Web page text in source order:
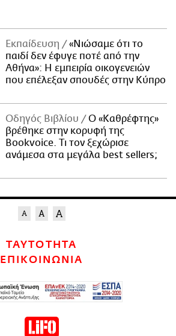
Εκπαίδευση
«Νιώσαμε ότι το
παιδί δεν έφυγε ποτέ από την
Αθήνα»: Η εμπειρία οικογενειών
που επέλεξαν σπουδές στην Κύπρο
Οδηγός Βιβλίου
Ο «Καθρέφτης»
βρέθηκε στην κορυφή της
Bookvoice. Τι τον ξεχώρισε
ανάμεσα στα μεγάλα best sellers;
ΤΑΥΤΟΤΗΤΑ
ΕΠΙΚΟΙΝΩΝΙΑ